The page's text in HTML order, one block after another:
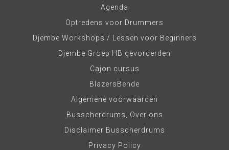
Agenda
Optredens voor Drummers
Djembe Workshops / Lessen voor Beginners
Djembe Groep HB gevorderden
Cajon cursus
BlazersBende
Algemene voorwaarden
Busscherdrums, Over ons
Disclaimer Busscherdrums
Privacy Policy